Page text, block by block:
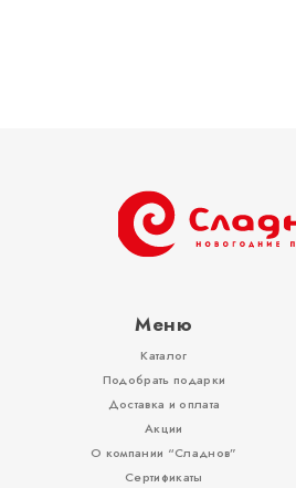
КОНТАКТЫ
Меню
Каталог
Подобрать подарки
Доставка и оплата
Акции
О компании “Сладнов”
Сертификаты